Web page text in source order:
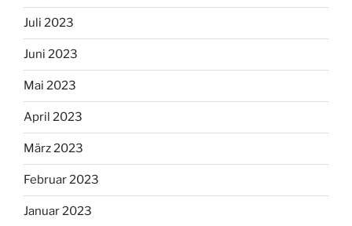
Juli 2023
Juni 2023
Mai 2023
April 2023
März 2023
Februar 2023
Januar 2023